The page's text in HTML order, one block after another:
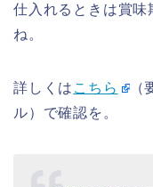
仕入れるときは賞味
ね。
詳しくは こちら
（
ル）で確認を。